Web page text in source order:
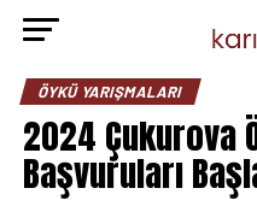
ÖYKÜ YARIŞMALARI
2024 Çukurova
Başvuruları